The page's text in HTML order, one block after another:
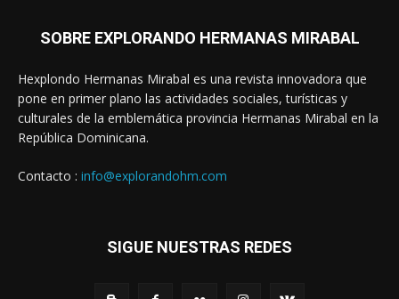
SOBRE EXPLORANDO HERMANAS MIRABAL
Hexplondo Hermanas Mirabal es una revista innovadora que
pone en primer plano las actividades sociales, turísticas y
culturales de la emblemática provincia Hermanas Mirabal en la
República Dominicana.
Contacto : info@explorandohm.com
SIGUE NUESTRAS REDES